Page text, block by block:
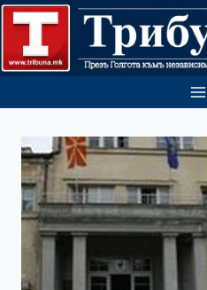
Skip
content